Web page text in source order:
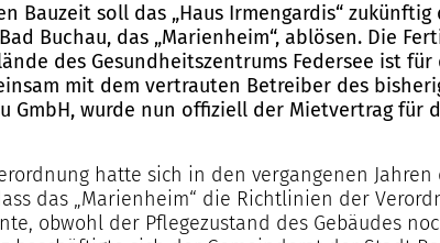
Bauzeit soll das „Haus Irmengardis“
Buchau, das „Marienheim“, ablösen. Die
des Gesundheitszentrums Federsee ist
mit dem vertrauten Betreiber des
GmbH, wurde nun offiziell der Mietvertrag für
hatte sich in den vergangenen
das „Marienheim“ die Richtlinien der
obwohl der Pflegezustand des Gebäudes